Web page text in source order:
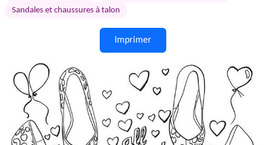
Sandales et chaussures à talon
Imprimer